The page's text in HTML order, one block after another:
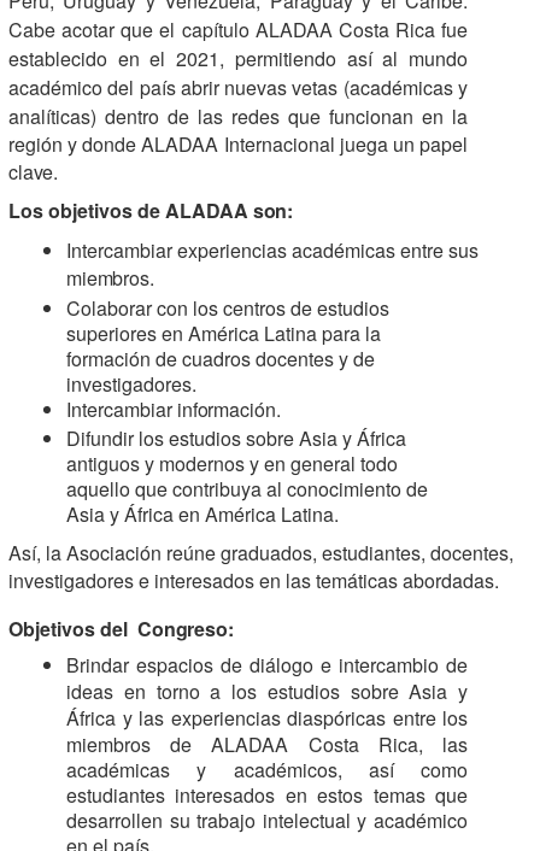
Cabe acotar que el capítulo ALADAA Costa Rica fue
establecido en el 2021, permitiendo así al mundo
académico del país abrir nuevas vetas (académicas y
analíticas) dentro de las redes que funcionan en la
región y donde ALADAA Internacional juega un papel
clave.
Los objetivos de ALADAA son:
Intercambiarexperienciasacadémicas entre sus
miembros.
Colaborar con los centros de estudios
superiores en América Latina para la
formación decuadros docentes y de
investigadores.
Intercambiar información.
Difundir los estudios sobre Asia y África
antiguos y modernos y en general todo
aquello quecontribuya al conocimiento de
Asia y África en América Latina.
Así, la Asociación reúne graduados, estudiantes, docentes,
investigadores e interesados en las temáticas abordadas.
Objetivos del Congreso:
Brindar espacios de diálogo e intercambio de
ideas en torno a los estudios sobre Asia y
África y las experiencias diaspóricas entre los
miembros de ALADAA Costa Rica, las
académicas y académicos, así como
estudiantes interesados en estos temas que
desarrollen su trabajo intelectual y académico
en el país.